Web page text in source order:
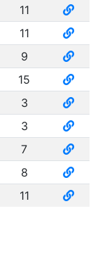
11
11
9
15
3
3
7
8
11